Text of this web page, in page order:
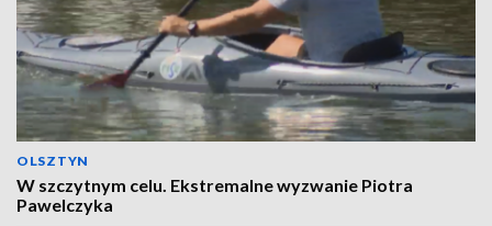
OLSZTYN
W szczytnym celu. Ekstremalne wyzwanie Piotra
Pawelczyka